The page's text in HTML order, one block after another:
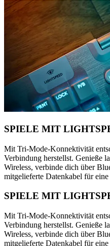
SPIELE MIT
Mit Tri-Mode-Konnektivität
Verbindung herstellst. Genieße
Wireless, verbinde dich über
mitgelieferte Datenkabel für
SPIELE MIT
Mit Tri-Mode-Konnektivität
Verbindung herstellst. Genieße
Wireless, verbinde dich über
mitgelieferte Datenkabel für